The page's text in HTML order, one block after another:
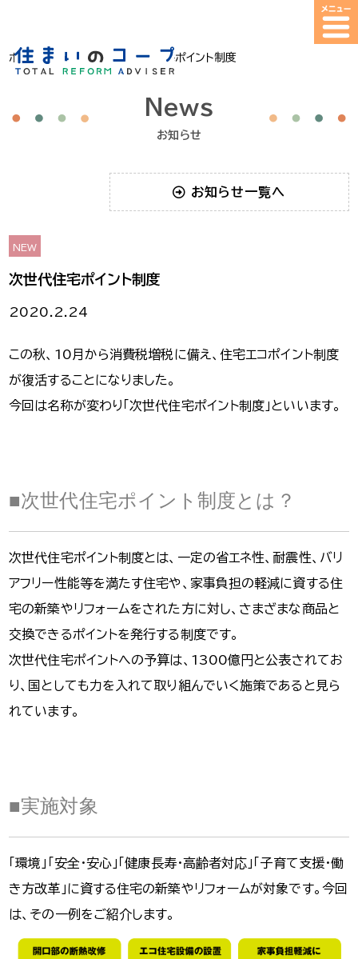
ホーム > お知らせ>次世代住宅ポイント制度
News
お知らせ
お知らせ一覧へ
NEW
次世代住宅ポイント制度
2020.2.24
この秋、10月から消費税増税に備え、住宅エコポイント制度
が復活することになりました。
今回は名称が変わり「次世代住宅ポイント制度」といいます。
■次世代住宅ポイント制度とは？
次世代住宅ポイント制度とは、一定の省エネ性、耐震性、バリ
アフリー性能等を満たす住宅や、家事負担の軽減に資する住
宅の新築やリフォームをされた方に対し、さまざまな商品と
交換できるポイントを発行する制度です。
次世代住宅ポイントへの予算は、1300億円と公表されてお
り、国としても力を入れて取り組んでいく施策であると見ら
れています。
■実施対象
「環境」「安全・安心」「健康長寿・高齢者対応」「子育て支援・働
き方改革」に資する住宅の新築やリフォームが対象です。今回
は、その一例をご紹介します。